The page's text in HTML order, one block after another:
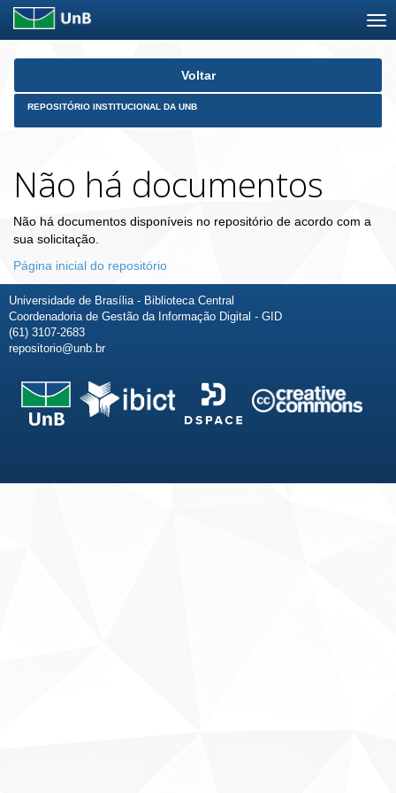
Skip
Voltar
REPOSITÓRIO INSTITUCIONAL DA UNB
Não há documentos
Não há documentos disponíveis no repositório de acordo com a
sua solicitação.
Página inicial do repositório
Universidade de Brasília - Biblioteca Central
Coordenadoria de Gestão da Informação Digital - GID
(61) 3107-2683
repositorio@unb.br